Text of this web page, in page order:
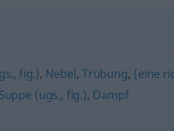
fig.), Nebel, Trübung, (eine
Suppe (ugs., fig.), Dampf